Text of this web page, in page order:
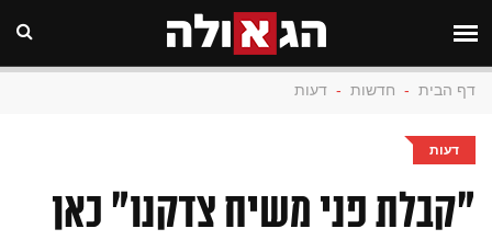
דף הבית - חדשות - דעות
דעות
"קבלת פני משיח צדקנו" כאן